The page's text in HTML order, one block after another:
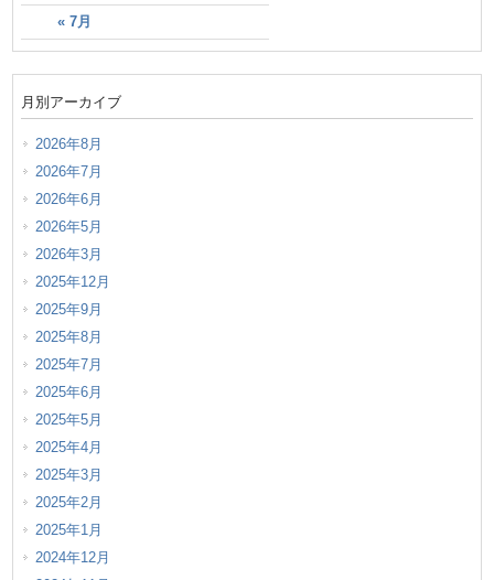
« 7月
月別アーカイブ
2026年8月
2026年7月
2026年6月
2026年5月
2026年3月
2025年12月
2025年9月
2025年8月
2025年7月
2025年6月
2025年5月
2025年4月
2025年3月
2025年2月
2025年1月
2024年12月